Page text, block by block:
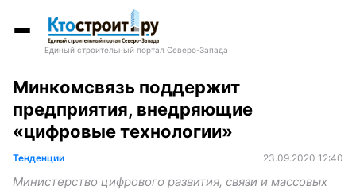
Единый строительный портал Северо-Запада
Минкомсвязь поддержит
предприятия, внедряющие
«цифровые технологии»
Тенденции 23.09.2020 12:40
Министерство цифрового развития, связи и массовых